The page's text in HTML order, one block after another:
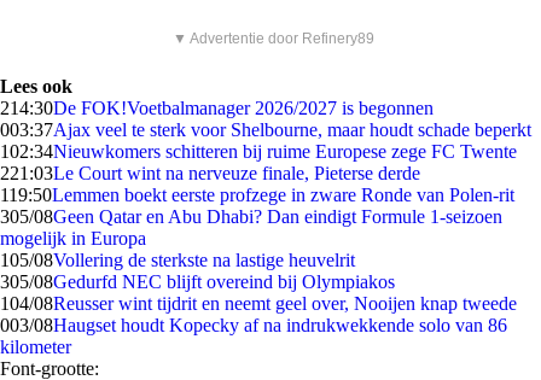
▼ Advertentie door Refinery89
Lees ook
214:30De FOK!Voetbalmanager 2026/2027 is begonnen
003:37Ajax veel te sterk voor Shelbourne, maar houdt schade beperkt
102:34Nieuwkomers schitteren bij ruime Europese zege FC Twente
221:03Le Court wint na nerveuze finale, Pieterse derde
119:50Lemmen boekt eerste profzege in zware Ronde van Polen-rit
305/08Geen Qatar en Abu Dhabi? Dan eindigt Formule 1-seizoen
mogelijk in Europa
105/08Vollering de sterkste na lastige heuvelrit
305/08Gedurfd NEC blijft overeind bij Olympiakos
104/08Reusser wint tijdrit en neemt geel over, Nooijen knap tweede
003/08Haugset houdt Kopecky af na indrukwekkende solo van 86
kilometer
Font-grootte: